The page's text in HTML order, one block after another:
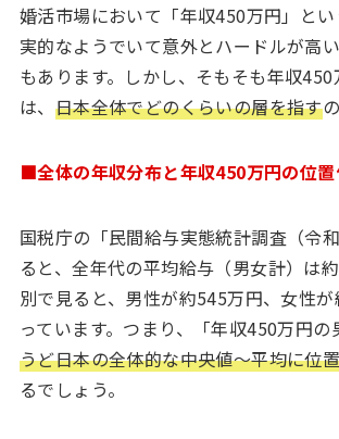
婚活市場において「年収450万円」と
実的なようでいて意外とハードルが高
もあります。しかし、そもそも年収
は、 日本全体でどのくらいの層を指す
■全体の年収分布と年収450万円の位置
国税庁の「民間給与実態統計調査（令
ると、全年代の平均給与（男女計）は
別で見ると、男性が約545万円、女性
っています。つまり、「年収450万円の
うど日本の全体的な中央値〜平均に位置
るでしょう。